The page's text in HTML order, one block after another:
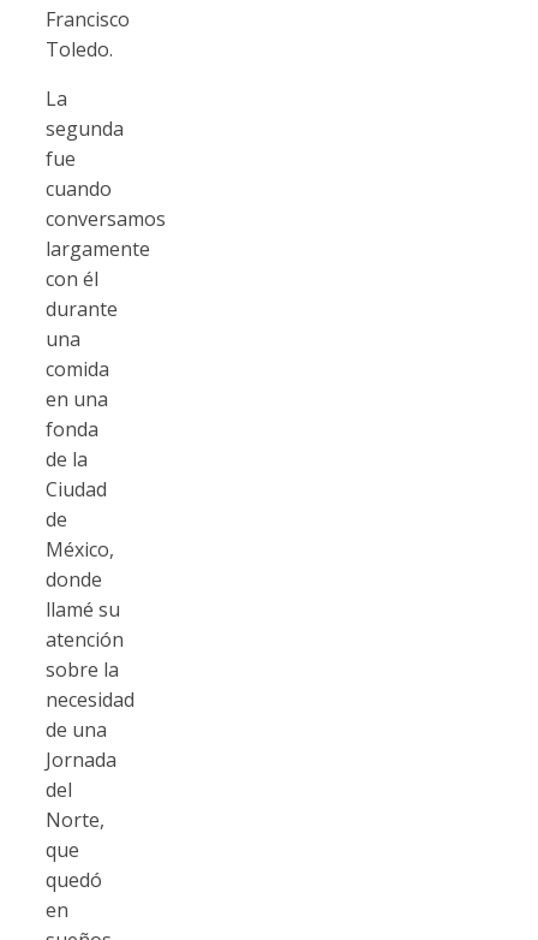
Francisco
Toledo.
La
segunda
fue
cuando
conversamos
largamente
con él
durante
una
comida
en una
fonda
de la
Ciudad
de
México,
donde
llamé su
atención
sobre la
necesidad
de una
Jornada
del
Norte,
que
quedó
en